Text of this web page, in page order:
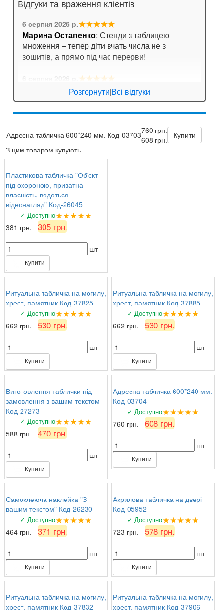
Відгуки та враження клієнтів
6 серпня 2026 р.★★★★★
Марина Остапенко: Стенди з таблицею
множення – тепер діти вчать числа не з
зошитів, а прямо під час перерви!
★★★★★
Катерина Біла: Порадувала швидка доставка.
Замовляли кишені для стендів, все чітко,
тримають аркуші надійно.
5 серпня 2026 р.★★★★☆
Розгорнути|Всі відгуки
Адресна табличка 600*240 мм. Код-03703760 грн.
608 грн.
Купити
З цим товаром купують
Пластикова табличка "Об'єкт
під охороною, приватна
власність, ведеться
відеонагляд" Код-26045
✓ Доступно★★★★★
381 грн. 305 грн.
шт
Купити
Ритуальна табличка на могилу,
хрест, памятник Код-37825
✓ Доступно★★★★★
662 грн. 530 грн.
шт
Купити
Ритуальна табличка на могилу,
хрест, памятник Код-37885
✓ Доступно★★★★★
662 грн. 530 грн.
шт
Купити
Виготовлення таблички під
замовлення з вашим текстом
Код-27273
✓ Доступно★★★★★
588 грн. 470 грн.
шт
Купити
Адресна табличка 600*240 мм.
Код-03704
✓ Доступно★★★★★
760 грн. 608 грн.
шт
Купити
Самоклеюча наклейка "З
вашим текстом" Код-26230
✓ Доступно★★★★★
464 грн. 371 грн.
шт
Купити
Акрилова табличка на двері
Код-05952
✓ Доступно★★★★★
723 грн. 578 грн.
шт
Купити
Ритуальна табличка на могилу,
хрест, памятник Код-37832
Ритуальна табличка на могилу,
хрест, памятник Код-37906